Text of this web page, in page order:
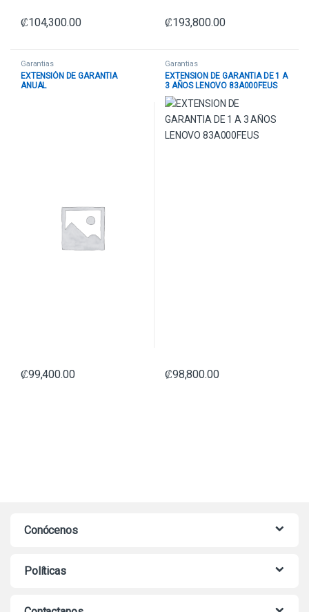
₡104,300.00 ₡193,800.00
Garantias
EXTENSIÓN DE GARANTIA
ANUAL
₡99,400.00
Garantias
EXTENSION DE GARANTIA DE 1 A
3 AÑOS LENOVO 83A000FEUS
₡98,800.00
Conócenos
Políticas